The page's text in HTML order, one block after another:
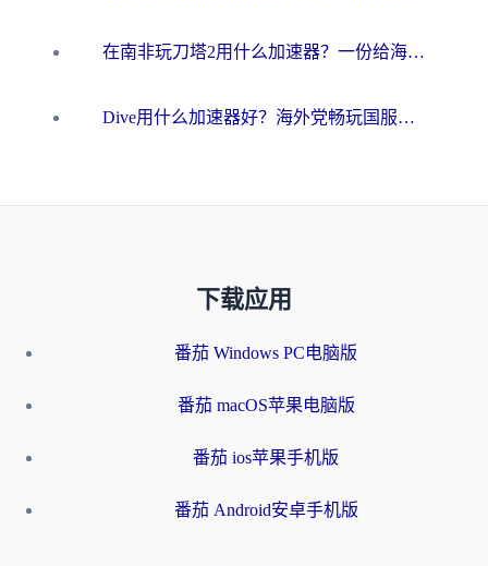
在南非玩刀塔2用什么加速器？一份给海外游子的终极生存指南
Dive用什么加速器好？海外党畅玩国服游戏的终极避坑指南
下载应用
番茄 Windows PC电脑版
番茄 macOS苹果电脑版
番茄 ios苹果手机版
番茄 Android安卓手机版